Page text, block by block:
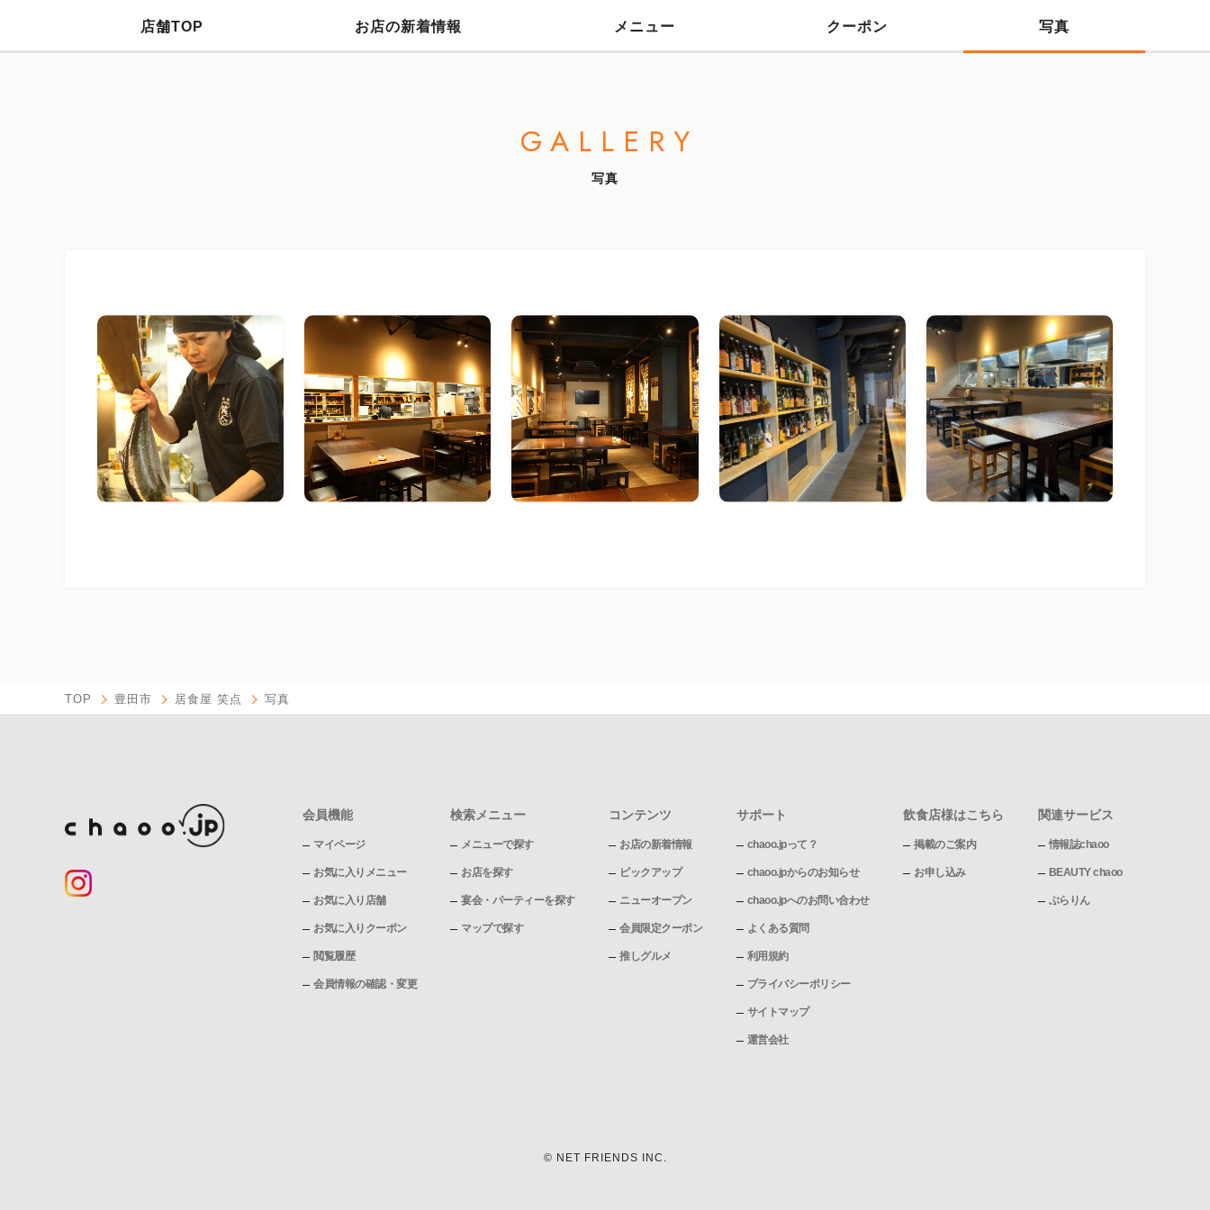
店舗TOP お店の新着情報 メニュー クーポン 写真
GALLERY
写真
TOP 豊田市 居食屋 笑点 写真
会員機能
マイページ
お気に入りメニュー
お気に入り店舗
お気に入りクーポン
閲覧履歴
会員情報の確認・変更
検索メニュー
メニューで探す
お店を探す
宴会・パーティーを探す
マップで探す
コンテンツ
お店の新着情報
ピックアップ
ニューオープン
会員限定クーポン
推しグルメ
サポート
chaoo.jpって？
chaoo.jpからのお知らせ
chaoo.jpへのお問い合わせ
よくある質問
利用規約
プライバシーポリシー
サイトマップ
運営会社
飲食店様はこちら
掲載のご案内
お申し込み
関連サービス
情報誌chaoo
BEAUTY chaoo
ぶらりん
© NET FRIENDS INC.